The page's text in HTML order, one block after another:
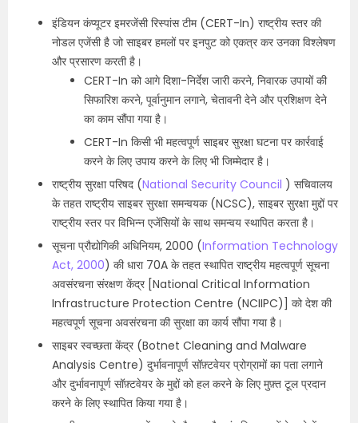
इंडियन कंप्यूटर इमरजेंसी रिस्पांस टीम (CERT-In) राष्ट्रीय स्तर की
नोडल एजेंसी है जो साइबर हमलों पर इनपुट को एकत्र कर उनका विश्लेषण
और प्रसारण करती है।
CERT-In को आगे दिशा-निर्देश जारी करने, निवारक उपायों की
सिफारिश करने, पूर्वानुमान लगाने, चेतावनी देने और प्रशिक्षण देने
का काम सौंपा गया है।
CERT-In किसी भी महत्वपूर्ण साइबर सुरक्षा घटना पर कार्रवाई
करने के लिए उपाय करने के लिए भी जिम्मेदार है।
राष्ट्रीय सुरक्षा परिषद (National Security Council ) सचिवालय
के तहत राष्ट्रीय साइबर सुरक्षा समन्वयक (NCSC), साइबर सुरक्षा मुद्दों पर
राष्ट्रीय स्तर पर विभिन्न एजेंसियों के साथ समन्वय स्थापित करता है।
सूचना प्रौद्योगिकी अधिनियम, 2000 (Information Technology
Act, 2000) की धारा 70A के तहत स्थापित राष्ट्रीय महत्वपूर्ण सूचना
अवसंरचना संरक्षण केंद्र [National Critical Information
Infrastructure Protection Centre (NCIIPC)] को देश की
महत्वपूर्ण सूचना अवसंरचना की सुरक्षा का कार्य सौंपा गया है।
साइबर स्वच्छता केंद्र (Botnet Cleaning and Malware
Analysis Centre) दुर्भावनापूर्ण सॉफ़्टवेयर प्रोग्रामों का पता लगाने
और दुर्भावनापूर्ण सॉफ़्टवेयर के मुद्दों को हल करने के लिए मुफ़्त टूल प्रदान
करने के लिए स्थापित किया गया है।